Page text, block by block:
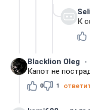
К
Blacklion Oleg
Капот не
0 1